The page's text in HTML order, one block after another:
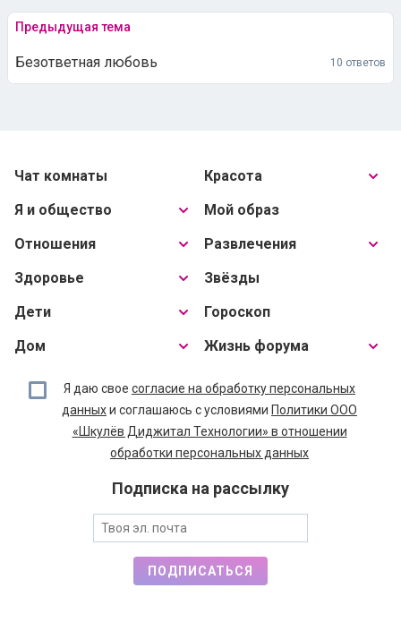
Предыдущая тема
Безответная любовь 10 ответов
Чат комнаты
Я и общество
Отношения
Здоровье
Дети
Дом
Красота
Мой образ
Развлечения
Звёзды
Гороскоп
Жизнь форума
Я даю свое согласие на обработку персональных
данныхи соглашаюсь с условиями Политики ООО
«Шкулёв Диджитал Технологии» в отношении
обработки персональных данных
Подписка на рассылку
ПОДПИСАТЬСЯ